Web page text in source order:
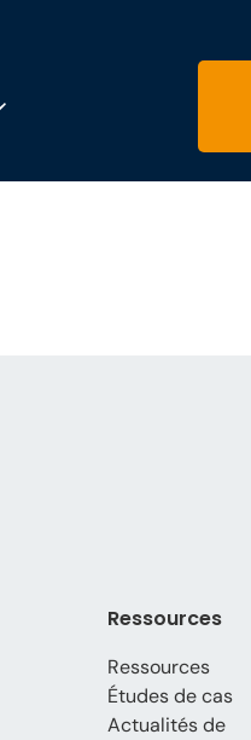
Ressources
Ressources
Études de cas
Actualités de